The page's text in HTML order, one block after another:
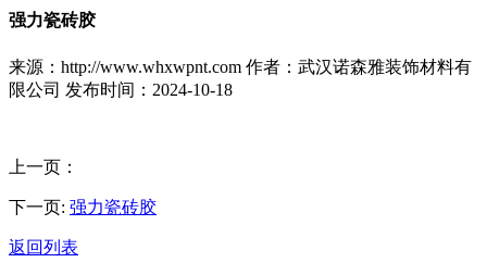
强力瓷砖胶
来源：http://www.whxwpnt.com 作者：武汉诺森雅装饰材料有
限公司 发布时间：2024-10-18
上一页：
下一页: 强力瓷砖胶
返回列表